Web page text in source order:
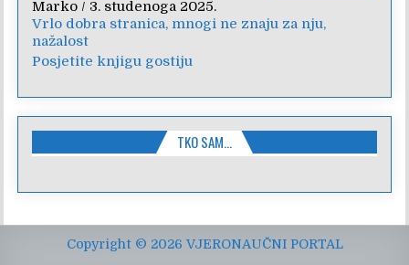
Marko / 3. studenoga 2025.
Vrlo dobra stranica, mnogi ne znaju za nju,
nažalost
Anica/7. veljače 2024.
Poštovanje, draga kolegice! Hvala Vam na
nesebičnom radu i promoviranju...
Posjetite knjigu gostiju
TKO SAM…
Copyright © 2026 VJERONAUČNI PORTAL